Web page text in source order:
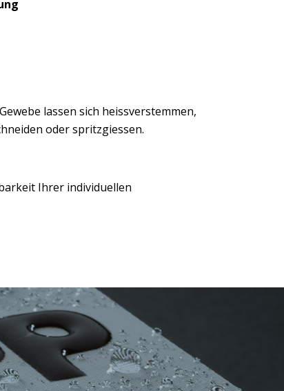
lassen sich heissverstemmen,
oder spritzgiessen.
Ihrer individuellen